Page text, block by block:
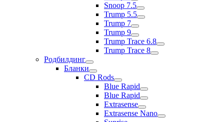
Snoop 7.5
Trump 5.5
Trump 7
Trump 9
Trump Trace 6.8
Trump Trace 8
Родбилдинг
Бланки
CD Rods
Blue Rapid
Blue Rapid
Extrasense
Extrasense Nano